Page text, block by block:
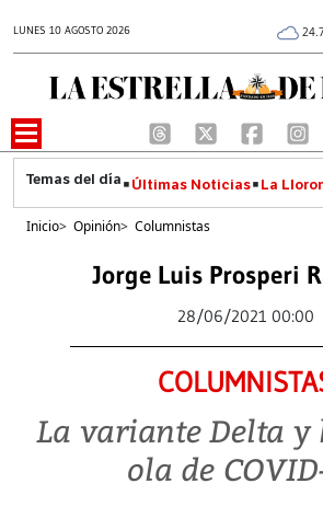
LUNES 10 AGOSTO 2026
Últimas Noticias La
Inicio> Opinión> Columnistas
Jorge Luis Prosperi
28/06/2021 00:00
La variante Delta y
ola de